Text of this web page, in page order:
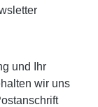
und Ihr
wir uns